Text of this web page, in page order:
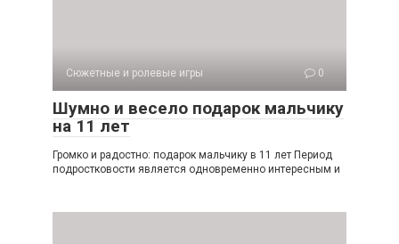
Сюжетные и ролевые игры 0
Шумно и весело подарок мальчику
на 11 лет
Громко и радостно: подарок мальчику в 11 лет Период
подростковости является одновременно интересным и